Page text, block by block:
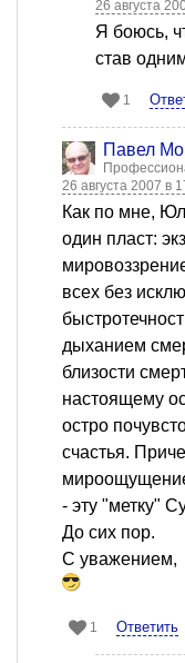
26 августа
Я боюсь,
став
1
Павел
26 августа 2007 в
Как по мне,
один пласт:
всех без
дыханием
близости
настоящему
остро
счастья.
- эту "метку"
До сих пор.
С уважением,
1 Ответить